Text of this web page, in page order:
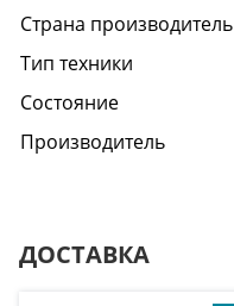
Страна производитель
Тип техники
Состояние
Производитель
ДОСТАВКА